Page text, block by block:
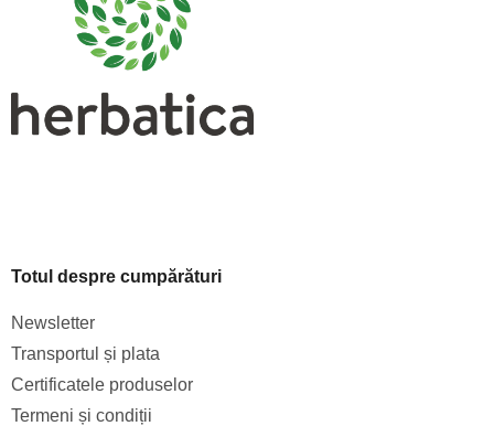
Totul despre cumpărături
Newsletter
Transportul și plata
Certificatele produselor
Termeni și condiții